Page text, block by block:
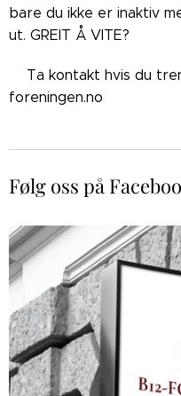
bare du ikke er inaktiv
ut. GREIT Å VITE?
👉🏼Ta kontakt hvis du
foreningen.no
Følg oss på